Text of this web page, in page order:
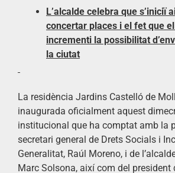
L’alcalde celebra que s’iniciï
concertar places i el fet que
incrementi la possibilitat
la ciutat
La residència Jardins Castelló de
inaugurada oficialment aquest
institucional que ha comptat amb la
secretari general de Drets Socials i
Generalitat, Raúl Moreno, i de
Marc Solsona, així com del president